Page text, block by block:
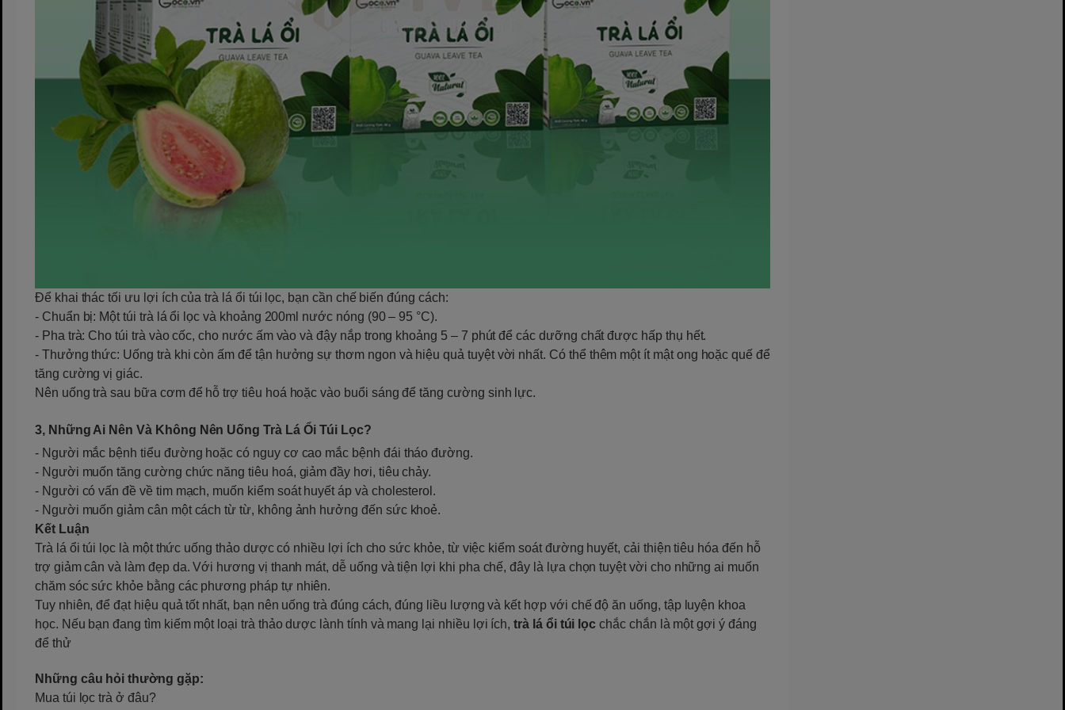
Để khai thác tối ưu lợi ích của trà lá ổi túi lọc, bạn cần chế biến đúng cách:
- Chuẩn bị: Một túi trà lá ổi lọc và khoảng 200ml nước nóng (90 – 95 °C).
- Pha trà: Cho túi trà vào cốc, cho nước ấm vào và đậy nắp trong khoảng 5 – 7 phút để các dưỡng chất được hấp thụ hết.
- Thưởng thức: Uống trà khi còn ấm để tận hưởng sự thơm ngon và hiệu quả tuyệt vời nhất. Có thể thêm một ít mật ong hoặc quế để
tăng cường vị giác.
Nên uống trà sau bữa cơm để hỗ trợ tiêu hoá hoặc vào buổi sáng để tăng cường sinh lực.
3, Những Ai Nên Và Không Nên Uống Trà Lá Ổi Túi Lọc?
- Người mắc bệnh tiểu đường hoặc có nguy cơ cao mắc bệnh đái tháo đường.
- Người muốn tăng cường chức năng tiêu hoá, giảm đầy hơi, tiêu chảy.
- Người có vấn đề về tim mạch, muốn kiểm soát huyết áp và cholesterol.
- Người muốn giảm cân một cách từ từ, không ảnh hưởng đến sức khoẻ.
Kết Luận
Trà lá ổi túi lọc là một thức uống thảo dược có nhiều lợi ích cho sức khỏe, từ việc kiểm soát đường huyết, cải thiện tiêu hóa đến hỗ
trợ giảm cân và làm đẹp da. Với hương vị thanh mát, dễ uống và tiện lợi khi pha chế, đây là lựa chọn tuyệt vời cho những ai muốn
chăm sóc sức khỏe bằng các phương pháp tự nhiên.
Tuy nhiên, để đạt hiệu quả tốt nhất, bạn nên uống trà đúng cách, đúng liều lượng và kết hợp với chế độ ăn uống, tập luyện khoa
học. Nếu bạn đang tìm kiếm một loại trà thảo dược lành tính và mang lại nhiều lợi ích,trà lá ổi túi lọc chắc chắn là một gợi ý đáng
để thử
Những câu hỏi thường gặp:
Mua túi lọc trà ở đâu?